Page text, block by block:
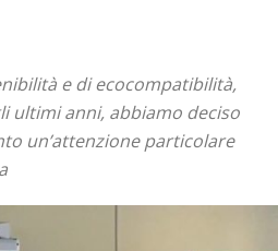
e di ecocompatibilità,
ultimi anni, abbiamo deciso
un’attenzione particolare